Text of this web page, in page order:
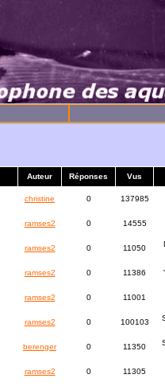
Auteur Réponses Vus
christine 0 137985
ramses2 0 14555
ramses2 0 11050
ramses2 0 11386
ramses2 0 11001
ramses2 0 100103
berenger 0 11350
ramses2 0 11305